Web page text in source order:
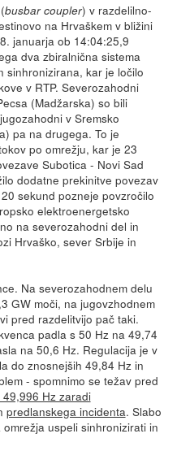
busbar coupler) v razdelilno-
na Hrvaškem v bližini
januarja ob 14:04:25,9
dva zbiralnična sistema
sinhronizirana, kar je ločilo
v RTP. Severozahodni
(Madžarska) so bili
v Sremsko
pa na drugega. To je
po omrežju, kar je 23
Subotica - Novi Sad
dodatne prekinitve povezav
sekund pozneje povzročilo
elektroenergetsko
na severozahodni del in
Hrvaško, sever Srbije in
Na severozahodnem delu
GW moči, na jugovzhodnem
pred razdelitvijo pač taki.
padla s 50 Hz na 49,74
na 50,6 Hz. Regulacija je v
do znosnejših 49,84 Hz in
- spomnimo se težav pred
Hz zaradi
predlanskega incidenta. Slabo
uspeli sinhronizirati in